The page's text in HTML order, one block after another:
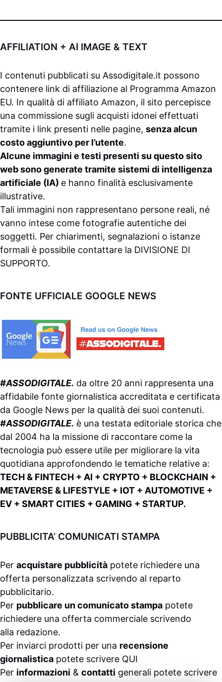
AFFILIATION + AI IMAGE & TEXT
I contenuti pubblicati su Assodigitale.it possono
contenere link di affiliazione al Programma Amazon
EU. In qualità di affiliato Amazon, il sito percepisce
una commissione sugli acquisti idonei effettuati
tramite i link presenti nelle pagine, senza alcun
costo aggiuntivo per l’utente.
Alcune immagini e testi presenti su questo sito
web sono generate tramite sistemi di intelligenza
artificiale (IA) e hanno finalità esclusivamente
illustrative.
Tali immagini non rappresentano persone reali, né
vanno intese come fotografie autentiche dei
soggetti. Per chiarimenti, segnalazioni o istanze
formali è possibile contattare la DIVISIONE DI
SUPPORTO.
FONTE UFFICIALE GOOGLE NEWS
#ASSODIGITALE. da oltre 20 anni rappresenta una
affidabile fonte giornalistica accreditata e certificata
da Google News per la qualità dei suoi contenuti.
#ASSODIGITALE. è una testata editoriale storica che
dal 2004 ha la missione di raccontare come la
tecnologia può essere utile per migliorare la vita
quotidiana approfondendo le tematiche relative a:
TECH & FINTECH + AI + CRYPTO + BLOCKCHAIN +
METAVERSE & LIFESTYLE + IOT + AUTOMOTIVE +
EV + SMART CITIES + GAMING + STARTUP.
PUBBLICITA’ COMUNICATI STAMPA
Per acquistare pubblicità potete richiedere una
offerta personalizzata scrivendo al reparto
pubblicitario.
Per pubblicare un comunicato stampa potete
richiedere una offerta commerciale scrivendo
alla redazione.
Per inviarci prodotti per una recensione
giornalistica potete scrivere QUI
Per informazioni & contatti generali potete scrivere